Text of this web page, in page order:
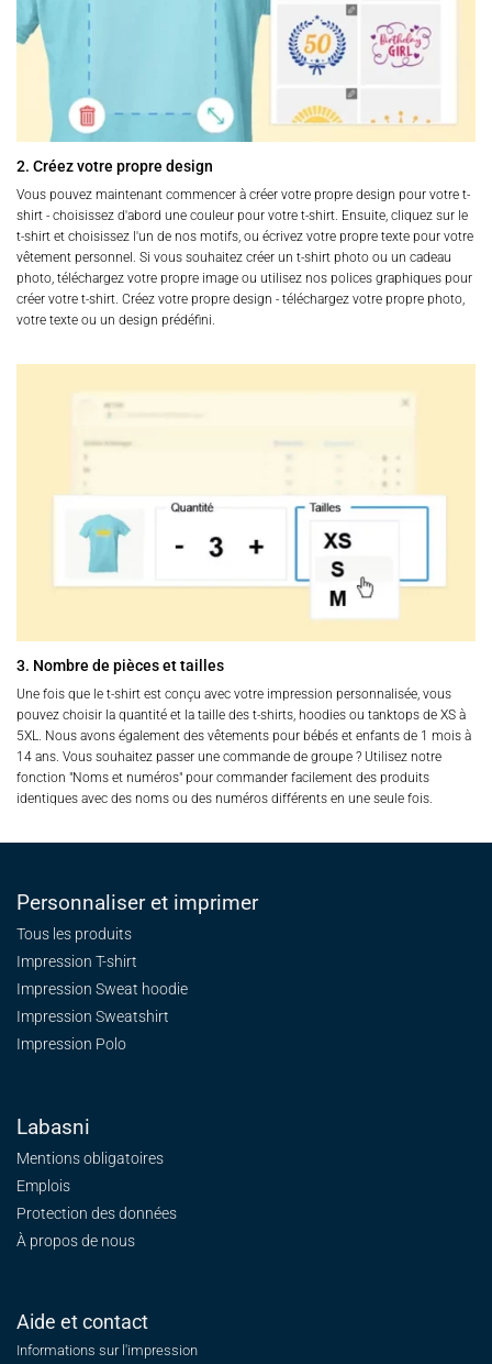
2. Créez votre propre design
Vous pouvez maintenant commencer à créer votre propre design pour votre t-
shirt - choisissez d'abord une couleur pour votre t-shirt. Ensuite, cliquez sur le
t-shirt et choisissez l'un de nos motifs, ou écrivez votre propre texte pour votre
vêtement personnel. Si vous souhaitez créer un t-shirt photo ou un cadeau
photo, téléchargez votre propre image ou utilisez nos polices graphiques pour
créer votre t-shirt. Créez votre propre design - téléchargez votre propre photo,
votre texte ou un design prédéfini.
3. Nombre de pièces et tailles
Une fois que le t-shirt est conçu avec votre impression personnalisée, vous
pouvez choisir la quantité et la taille des t-shirts, hoodies ou tanktops de XS à
5XL. Nous avons également des vêtements pour bébés et enfants de 1 mois à
14 ans. Vous souhaitez passer une commande de groupe ? Utilisez notre
fonction "Noms et numéros" pour commander facilement des produits
identiques avec des noms ou des numéros différents en une seule fois.
Personnaliser et imprimer
Tous les produits
Impression T-shirt
Impression Sweat hoodie
Impression Sweatshirt
Impression Polo
Labasni
Mentions obligatoires
Emplois
Protection des données
À propos de nous
Aide et contact
Informations sur l'impression